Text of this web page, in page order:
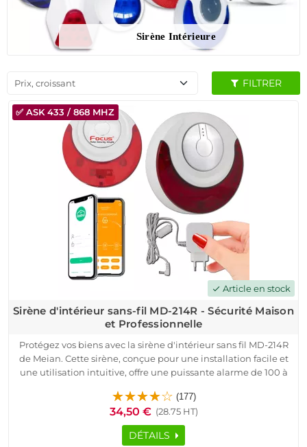
Sirène Intérieure
Prix, croissant FILTRER
check Article en stock
✅ ASK 433 / 868 MHZ
Sirène d'intérieur sans-fil MD-214R - Sécurité Maison
et Professionnelle
Protégez vos biens avec la sirène d'intérieur sans fil MD-214R
de Meian. Cette sirène, conçue pour une installation facile et
une utilisation intuitive, offre une puissante alarme de 100 à
rechargeable, elle assure une autonomie de 3 à 4 jours en cas
de coupure de courant, assurant une protection continue.
Compatible avec un large éventail d'emplacements, des
maisons aux locaux professionnels, elle offre une alerte par
(177)
34,50 € (28.75 HT)
DÉTAILS